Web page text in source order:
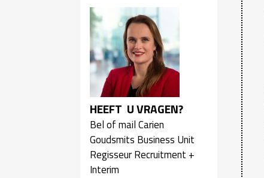
HEEFT U VRAGEN?
Bel of mail Carien
Goudsmits Business Unit
Regisseur Recruitment +
Interim